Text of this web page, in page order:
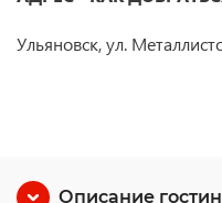
Ульяновск, ул.
Описание